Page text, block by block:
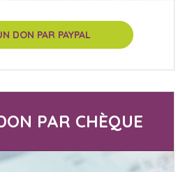
DON PAR PAYPAL
PAR CHÈQUE